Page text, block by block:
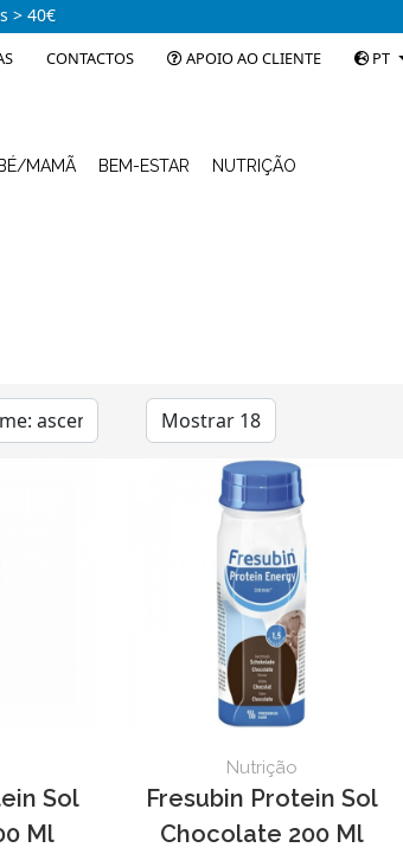
> 40€
CONTACTOS APOIO AO CLIENTE PT
MAMÃ BEM-ESTAR NUTRIÇÃO
Sol
Ml
Nutrição
Fresubin Protein Sol
Chocolate 200 Ml